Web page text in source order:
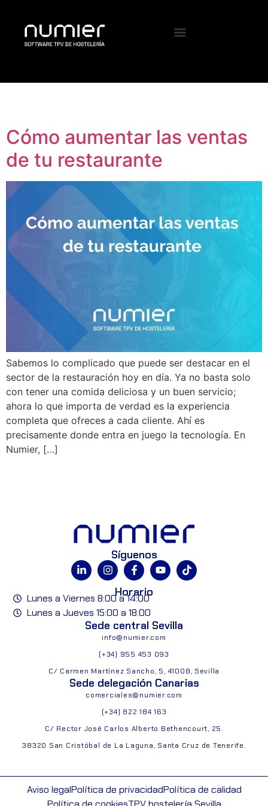
Cómo aumentar las ventas
de tu restaurante
Sabemos lo complicado que puede ser destacar en el
sector de la restauración hoy en día. Ya no basta solo
con tener una comida deliciosa y un buen servicio;
ahora lo que importa de verdad es la experiencia
completa que ofreces a cada cliente. Ahí es
precisamente donde entra en juego la tecnología. En
Numier, […]
Síguenos
Horario
Lunes a Viernes 8:00 a 14:00
Lunes a Jueves 15:00 a 18:00
Sede central Sevilla
info@numier.com
(+34) 955 453 093
C/ Carmen Martínez Sancho, 5, 41008, Sevilla
Sede delegación Canarias
comerciales@numier.com
(+34) 822 184 163
C/ Rector José Carlos Alberto Bethencourt, 25.
38320 San Cristóbal de La Laguna, Santa Cruz de Tenerife.
Aviso legalPolítica de privacidadPolítica de calidad